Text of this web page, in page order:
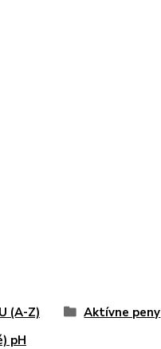
(A-Z)
Aktívne peny
pH